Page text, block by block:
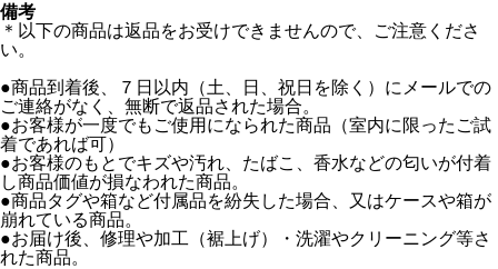
備考
＊以下の商品は返品をお受けできませんので、ご注意くださ
い。
●商品到着後、７日以内（土、日、祝日を除く）にメールでの
ご連絡がなく、無断で返品された場合。
●お客様が一度でもご使用になられた商品（室内に限ったご試
着であれば可）
●お客様のもとでキズや汚れ、たばこ、香水などの匂いが付着
し商品価値が損なわれた商品。
●商品タグや箱など付属品を紛失した場合、又はケースや箱が
崩れている商品。
●お届け後、修理や加工（裾上げ）・洗濯やクリーニング等さ
れた商品。